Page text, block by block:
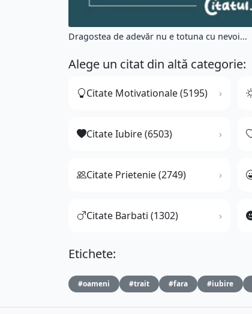
Dragostea de adevăr nu e totuna cu nevoi...
Alege un citat din altă categorie:
Citate Motivationale (5195)
Citate Iubire (6503)
Citate Prietenie (2749)
Citate Barbati (1302)
Etichete:
#oameni #trait #fara #iubire